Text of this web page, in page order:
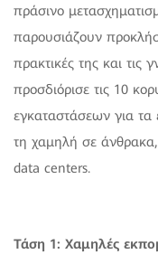
πράσινο
παρουσιάζουν
πρακτικές της και τις
προσδιόρισε τις 10
εγκαταστάσεων για
τη χαμηλή σε
data centers.
Τάση 1: Χαμηλές